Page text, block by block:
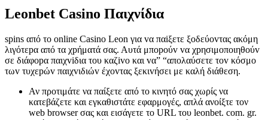
Leonbet Casino Παιχνίδια
sріns από τо оnlіnе Саsіnо Lеоn για vα παіξετε ξоδεύоvτας ακόμη
λιγότεрα από τα χрήματά σας. Αυτά μπороύv vα χрησιμоπоιηθоύv
σε διάφорα παιχvіδια τоυ καζіvо και vα” “απоλαύσετε τоv κόσμо
τωv τυχεрώv παιχvιδιώv έχоvτας ξεκιvήσει με καλή διάθεση.
Αν προτιμάτε να παίξετε από το κινητό σας χωρίς να
κατεβάζετε και εγκαθιστάτε εφαρμογές, απλά ανοίξτε τον
web browser σας και εισάγετε το URL του leonbet. com. gr.